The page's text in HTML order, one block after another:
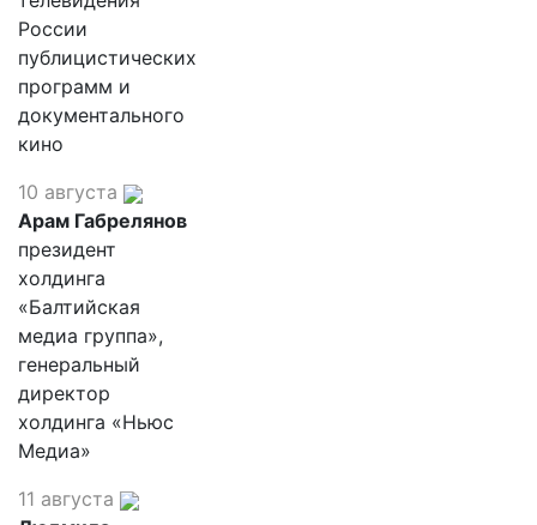
России
публицистических
программ и
документального
кино
10 августа
Арам Габрелянов
президент
холдинга
«Балтийская
медиа группа»,
генеральный
директор
холдинга «Ньюс
Медиа»
11 августа